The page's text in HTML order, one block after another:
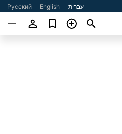
עברית English
Русский